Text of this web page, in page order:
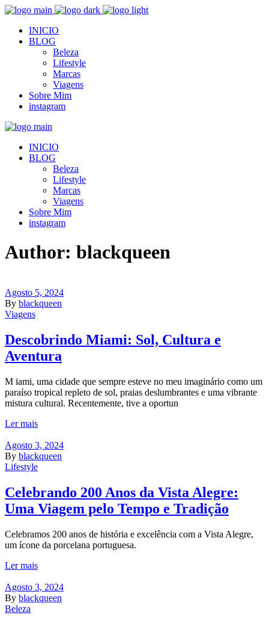
INICIO
BLOG
Beleza
Lifestyle
Marcas
Viagens
Sobre Mim
instagram
INICIO
BLOG
Beleza
Lifestyle
Marcas
Viagens
Sobre Mim
instagram
Author: blackqueen
Agosto 5, 2024
By blackqueen
Viagens
Descobrindo Miami: Sol, Cultura e
Aventura
M iami, uma cidade que sempre esteve no meu imaginário como um
paraíso tropical repleto de sol, praias deslumbrantes e uma vibrante
mistura cultural. Recentemente, tive a oportun
Ler mais
Agosto 3, 2024
By blackqueen
Lifestyle
Celebrando 200 Anos da Vista Alegre:
Uma Viagem pelo Tempo e Tradição
Celebramos 200 anos de história e excelência com a Vista Alegre,
um ícone da porcelana portuguesa.
Ler mais
Agosto 3, 2024
By blackqueen
Beleza